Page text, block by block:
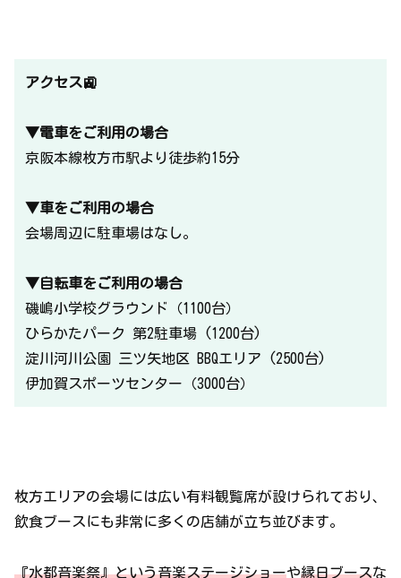
アクセス🚉
▼電車をご利用の場合
京阪本線枚方市駅より徒歩約15分
▼車をご利用の場合
会場周辺に駐車場はなし。
▼自転車をご利用の場合
磯嶋小学校グラウンド（1100台）
ひらかたパーク 第2駐車場 (1200台)
淀川河川公園 三ツ矢地区 BBQエリア (2500台)
伊加賀スポーツセンター（3000台）
枚方エリアの会場には広い有料観覧席が設けられており、
飲食ブースにも非常に多くの店舗が立ち並びます。
『水都音楽祭』という音楽ステージショーや縁日ブースな